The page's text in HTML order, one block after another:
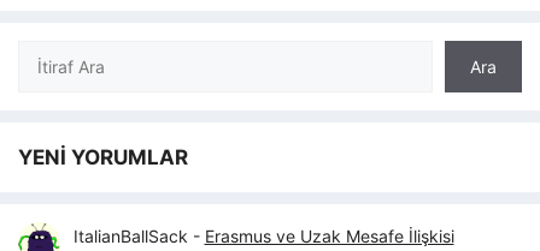
Ara
Ara
YENİ YORUMLAR
ItalianBallSack - Erasmus ve Uzak Mesafe İlişkisi